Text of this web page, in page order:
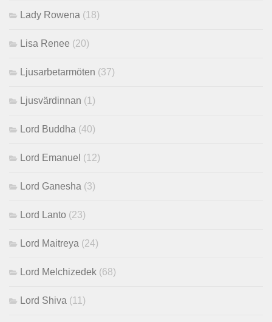
Lady Rowena (18)
Lisa Renee (20)
Ljusarbetarmöten (37)
Ljusvärdinnan (1)
Lord Buddha (40)
Lord Emanuel (12)
Lord Ganesha (3)
Lord Lanto (23)
Lord Maitreya (24)
Lord Melchizedek (68)
Lord Shiva (11)